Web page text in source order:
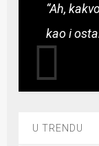
“Ah,
kao i
U TRENDU